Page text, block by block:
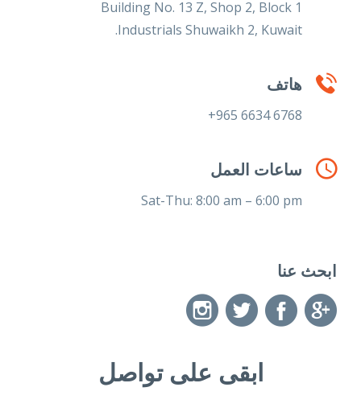
Building No. 13 Z, Shop 2, Block 1
Industrials Shuwaikh 2, Kuwait.
هاتف
6768 6634 965+
ساعات العمل
Sat-Thu: 8:00 am – 6:00 pm
ابحث عنا
ابقى على تواصل